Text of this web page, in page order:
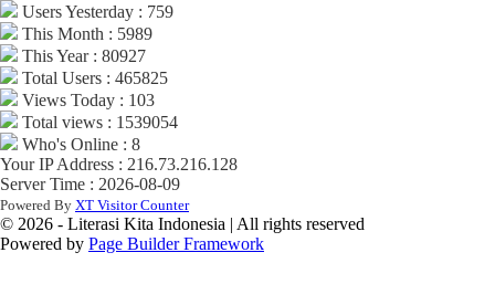
Users Yesterday : 759
This Month : 5989
This Year : 80927
Total Users : 465825
Views Today : 103
Total views : 1539054
Who's Online : 8
Your IP Address : 216.73.216.128
Server Time : 2026-08-09
Powered By XT Visitor Counter
© 2026 - Literasi Kita Indonesia | All rights reserved
Powered by Page Builder Framework